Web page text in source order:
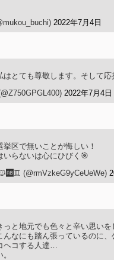
2022年7月4日
とても尊敬します。そして応
2022年7月4日
挙区で無いことが悔しい！
いらないは心にひびく🎯
(@rmVzkeG9yCeUeWe)
っと地元でも色々と辛い思いを
んなにも踏ん張っているのに、
ヘコする人達…